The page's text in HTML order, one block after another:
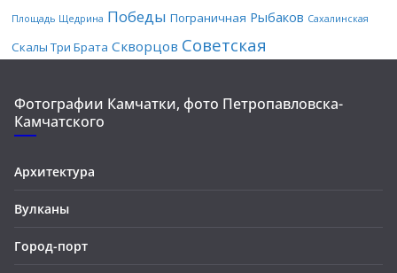
Площадь Щедрина Победы Пограничная Рыбаков Сахалинская
Скалы Три Брата Скворцов Советская
Фотографии Камчатки, фото Петропавловска-
Камчатского
Архитектура
Вулканы
Город-порт